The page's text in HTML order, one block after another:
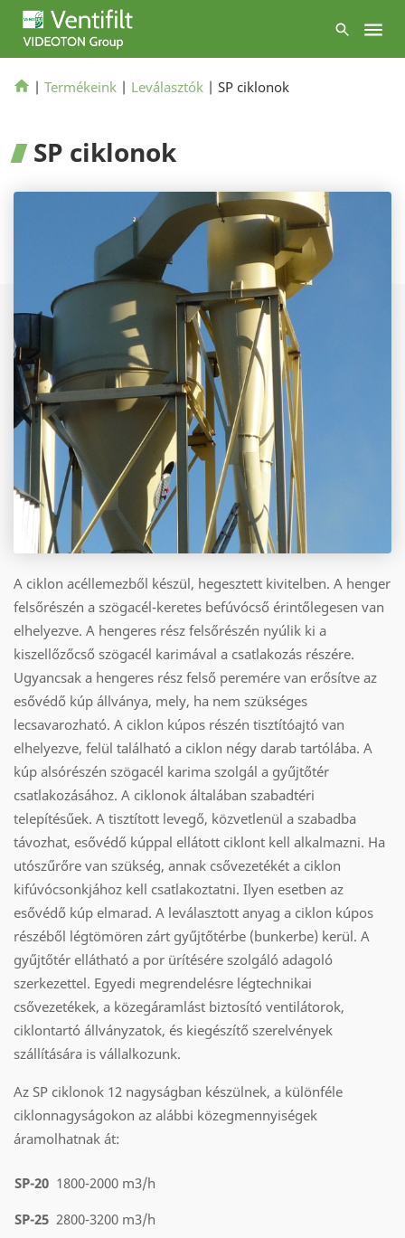
| Termékeink | Leválasztók | SP ciklonok
SP ciklonok
A ciklon acéllemezből készül, hegesztett kivitelben. A henger
felsőrészén a szögacél-keretes befúvócső érintőlegesen van
elhelyezve. A hengeres rész felsőrészén nyúlik ki a
kiszellőzőcső szögacél karimával a csatlakozás részére.
Ugyancsak a hengeres rész felső peremére van erősítve az
esővédő kúp állványa, mely, ha nem szükséges
lecsavarozható. A ciklon kúpos részén tisztítóajtó van
elhelyezve, felül található a ciklon négy darab tartólába. A
kúp alsórészén szögacél karima szolgál a gyűjtőtér
csatlakozásához. A ciklonok általában szabadtéri
telepítésűek. A tisztított levegő, közvetlenül a szabadba
távozhat, esővédő kúppal ellátott ciklont kell alkalmazni. Ha
utószűrőre van szükség, annak csővezetékét a ciklon
kifúvócsonkjához kell csatlakoztatni. Ilyen esetben az
esővédő kúp elmarad. A leválasztott anyag a ciklon kúpos
részéből légtömören zárt gyűjtőtérbe (bunkerbe) kerül. A
gyűjtőtér ellátható a por ürítésére szolgáló adagoló
szerkezettel. Egyedi megrendelésre légtechnikai
csővezetékek, a közegáramlást biztosító ventilátorok,
ciklontartó állványzatok, és kiegészítő szerelvények
szállítására is vállalkozunk.
Az SP ciklonok 12 nagyságban készülnek, a különféle
ciklonnagyságokon az alábbi közegmennyiségek
áramolhatnak át:
SP-20 1800-2000 m3/h
SP-25 2800-3200 m3/h